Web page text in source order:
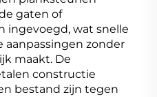
gaten of
ingevoegd, wat snelle
zonder
maakt. De
constructie
bestand zijn tegen